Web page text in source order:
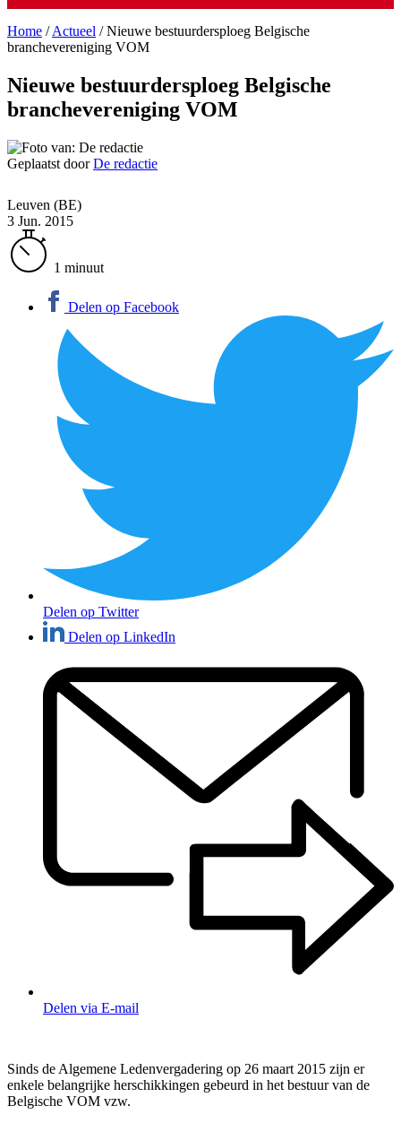
Home /Actueel /Nieuwe bestuurdersploeg Belgische
branchevereniging VOM
Nieuwe bestuurdersploeg Belgische
branchevereniging VOM
Geplaatst doorDe redactie
Leuven (BE)
3 Jun. 2015
1 minuut
Delen op Facebook
Delen op Twitter
Delen op LinkedIn
Delen via E-mail
Sinds de Algemene Ledenvergadering op 26 maart 2015 zijn er
enkele belangrijke herschikkingen gebeurd in het bestuur van de
Belgische VOM vzw.